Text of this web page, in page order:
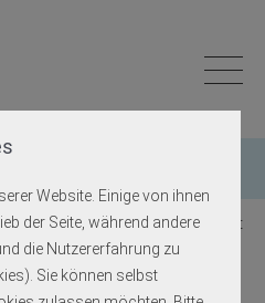
Website. Einige von ihnen
der Seite, während andere
die Nutzererfahrung zu
Sie können selbst
Zurück zur Übersicht